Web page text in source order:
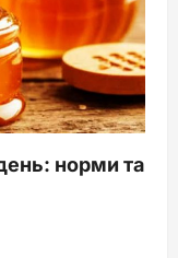
норми та